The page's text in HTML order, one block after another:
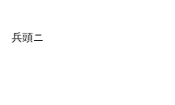
兵頭ニ